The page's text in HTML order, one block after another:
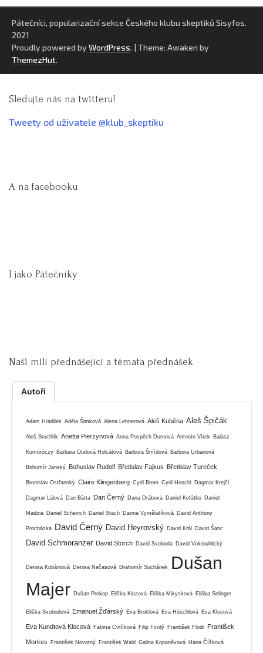
Pátečníci, popularizační sekce Českého klubu skeptiků Sisyfos.
2021
Proudly powered by WordPress. | Theme: Awaken by
ThemezHut.
Sledujte nás na twitteru!
Tweety od uživatele @klub_skeptiku
A na facebooku
I jako Pátečníky
Naši milí přednášející a témata přednášek
Autoři
Adam Hradilek Adéla Šimková Alena Lehnerová Aleš Kuběna Aleš Špičák
Aleš Stuchlík Anetta Pierzynová Anna Pospěch Durnová Antonín Vítek Balász
Komoróczy Barbara Oudová Holcátová Barbora Šmídová Barbora Urbanová
Bohumír Janský Bohuslav Rudolf Břetislav Fajkus Břetislav Tureček
Bronislav Ostřanský Claire Klingenberg Cyril Brom Cyril Hoschl Dagmar Krejčí
Dagmar Lálová Dan Bárta Dan Černý Dana Drábová Daniel Koťátko Daniel
Madzia Daniel Scheirich Daniel Stach Darina Vymětalíková David Anthony
Procházka David Černý David Heyrovský David Král David Šanc
David Schmoranzer David Storch David Svoboda David Vokrouhlický
Denisa Kubániová Denisa Nečasová Drahomír Suchánek
Dušan
Majer Dušan Prokop Eliška Klozová Eliška Mikysková Eliška Selinger
Eliška Svobodová Emanuel Žďárský Eva Broklová Eva Höschlová Eva Klusová
Eva Kundtová Klocová Fatima Cvrčková Filip Tvrdý František Flodr František
Morkes František Novotný František Wald Galina Kopaněvová Hana Čížková